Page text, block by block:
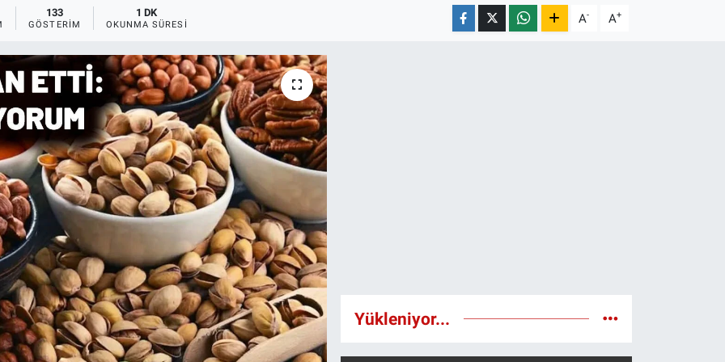
133
GÖSTERIM
1 DK
OKUNMA SÜRESI A- A+
Yükleniyor...